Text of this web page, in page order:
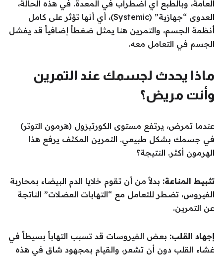
العامة، وبالطبع أي اضطراب في المعدة. في هذه الحالة،
العدوى “جهازية” (Systemic)، أي أنها تؤثر على كامل
أنظمة الجسم، والتمرين هنا يمثل ضغطاً إضافياً قد يفشل
الجسم في التعامل معه.
ماذا يحدث لجسمك عند التمرين
وأنت مريض؟
عندما تمرض، يرتفع مستوى الكورتيزول (هرمون التوتر)
في جسمك بشكل طبيعي. التمرين المكثف يرفع هذا
الهرمون أكثر. النتيجة؟
تثبيط المناعة: بدلاً من أن تقوم خلايا الدم البيضاء بمحاربة
الفيروس، تضطر للتعامل مع “التهابات العضلات” الناتجة
عن التمرين.
إجهاد القلب: بعض الفيروسات قد تسبب التهاباً بسيطاً في
غشاء القلب دون أن تشعر، والقيام بمجهود شاق في هذه